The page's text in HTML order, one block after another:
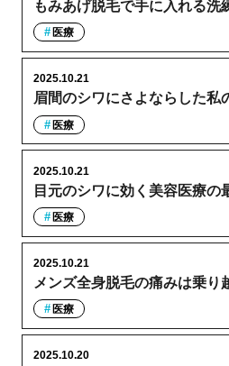
もみあげ脱毛で手に入れる洗
医療
眉間のシワにさよならした私
2025.10.21
医療
目元のシワに効く美容医療の
2025.10.21
医療
メンズ全身脱毛の痛みは乗り
2025.10.21
医療
2025.10.20